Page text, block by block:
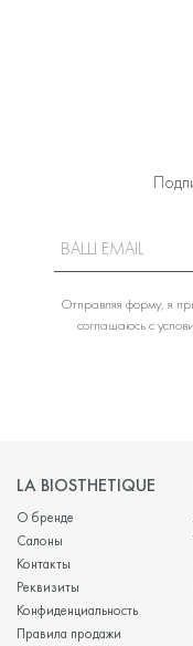
Отправляя форму, я
соглашаюсь с
LA BIOSTHETIQUE
О бренде
Салоны
Контакты
Реквизиты
Конфиденциальность
Правила продажи